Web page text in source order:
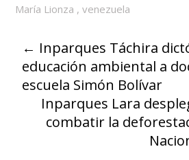
María Lionza ,venezuela
← Inparques Táchira
educación ambiental a
escuela Simón Bolívar
Inparques Lara
combatir la